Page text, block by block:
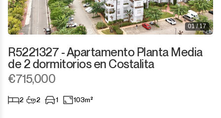
01 / 17
R5221327 - Apartamento Planta Media
de 2 dormitorios en Costalita
€715,000
2 2 1 103m²